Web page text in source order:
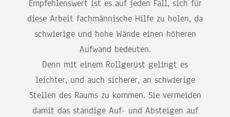
Empfehlenswert ist es auf jeden Fall, sich für
diese Arbeit fachmännische Hilfe zu holen, da
schwierige und hohe Wände einen höheren
Aufwand bedeuten.
Denn mit einem Rollgerüst gelingt es
leichter, und auch sicherer, an schwierige
Stellen des Raums zu kommen. Sie vermeiden
damit das ständige Auf- und Absteigen auf